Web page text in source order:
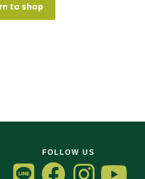
to shop
FOLLOW US